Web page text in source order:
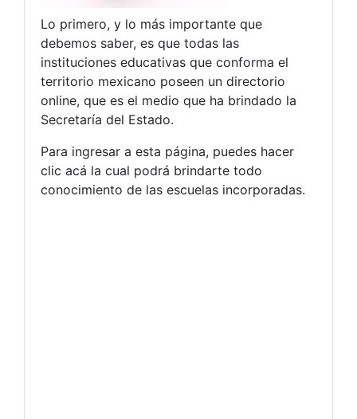
Lo primero, y lo más importante que
debemos saber, es que todas las
instituciones educativas que conforma el
territorio mexicano poseen un directorio
online, que es el medio que ha brindado la
Secretaría del Estado.
Para ingresar a esta página, puedes hacer
clic acá la cual podrá brindarte todo
conocimiento de las escuelas incorporadas.